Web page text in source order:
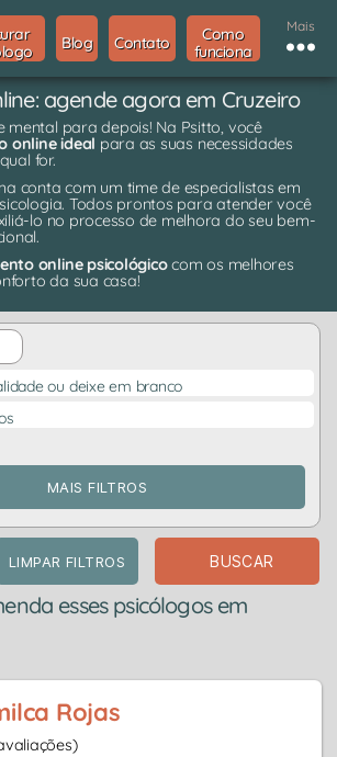
Blog Contato
Como
funciona
Mais
agende agora em Cruzeiro
mental para depois! Na Psitto, você
online ideal para as suas necessidades
for.
conta com um time de especialistas em
Todos prontos para atender você
lo no processo de melhora do seu bem-
online psicológicocom os melhores
da sua casa!
ou deixe em branco
MAIS FILTROS
LIMPAR FILTROS BUSCAR
esses psicólogos em
Rojas